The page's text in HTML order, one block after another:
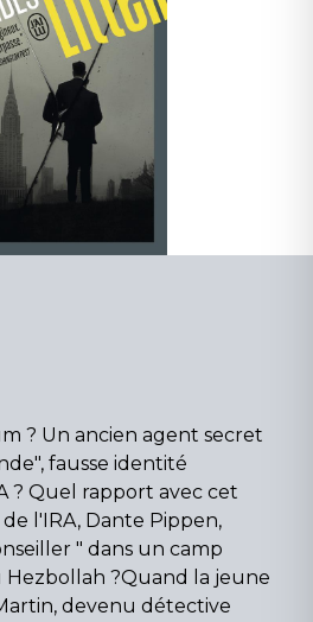
? Un ancien agent secret
fausse identité
? Quel rapport avec cet
l'IRA, Dante Pippen,
" dans un camp
?Quand la jeune
devenu détective